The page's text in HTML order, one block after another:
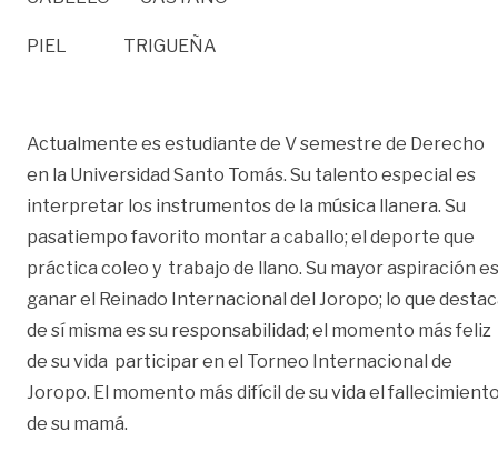
PIEL TRIGUEÑA
Actualmente es estudiante de V semestre de Derecho
en la Universidad Santo Tomás. Su talento especial es
interpretar los instrumentos de la música llanera. Su
pasatiempo favorito montar a caballo; el deporte que
práctica coleo y trabajo de llano. Su mayor aspiración es
ganar el Reinado Internacional del Joropo; lo que
de sí misma es su responsabilidad; el momento más feliz
de su vida participar en el Torneo Internacional de
Joropo. El momento más difícil de su vida el
de su mamá.